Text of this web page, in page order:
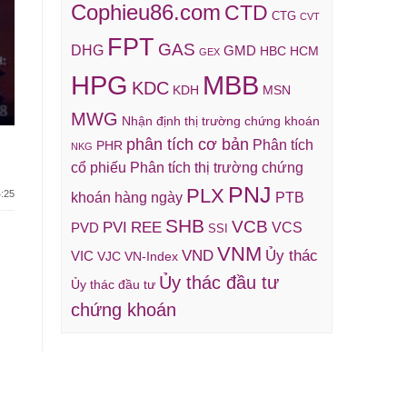
Cophieu86.com CTD CTG CVT
DHG FPT GAS GEX GMD HBC HCM
HPG KDC KDH MBB MSN
MWG Nhận định thị trường chứng khoán
NKG PHR phân tích cơ bản Phân tích
cổ phiếu Phân tích thị trường chứng
khoán hàng ngày PLX PNJ PTB
PVD PVI REE SHB SSI VCB VCS
VIC VJC VN-Index VND VNM Ủy thác
Ủy thác đầu tư Ủy thác đầu tư
chứng khoán